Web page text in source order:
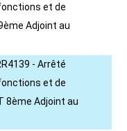
et de
Adjoint au
- Arrêté
et de
8ème Adjoint au